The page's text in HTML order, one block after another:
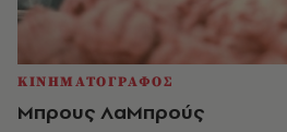
ΚΙΝΗΜΑΤΟΓΡΑΦΟΣ
Μπρους ΛαΜπρούς